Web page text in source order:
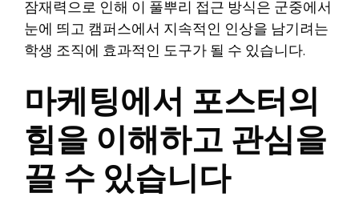
잠재력으로 인해 이 풀뿌리 접근 방식은 군중에서
눈에 띄고 캠퍼스에서 지속적인 인상을 남기려는
학생 조직에 효과적인 도구가 될 수 있습니다.
마케팅에서 포스터의
힘을 이해하고 관심을
끌 수 있습니다